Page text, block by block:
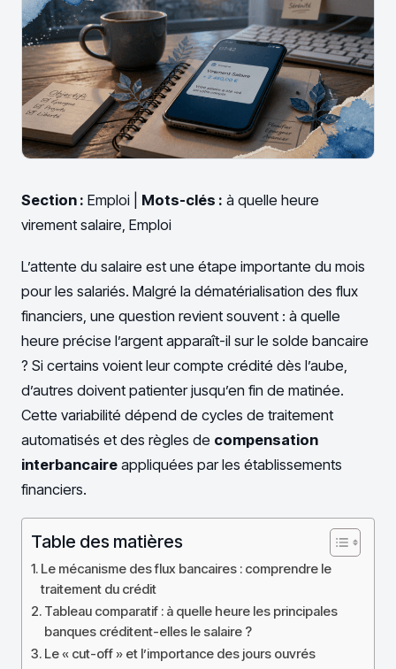
Section : Emploi | Mots-clés : à quelle heure
virement salaire, Emploi
L’attente du salaire est une étape importante du mois
pour les salariés. Malgré la dématérialisation des flux
financiers, une question revient souvent : à quelle
heure précise l’argent apparaît-il sur le solde bancaire
? Si certains voient leur compte crédité dès l’aube,
d’autres doivent patienter jusqu’en fin de matinée.
Cette variabilité dépend de cycles de traitement
automatisés et des règles de compensation
interbancaire appliquées par les établissements
financiers.
Table des matières
Le mécanisme des flux bancaires : comprendre le
traitement du crédit
Tableau comparatif : à quelle heure les principales
banques créditent-elles le salaire ?
Le « cut-off » et l’importance des jours ouvrés